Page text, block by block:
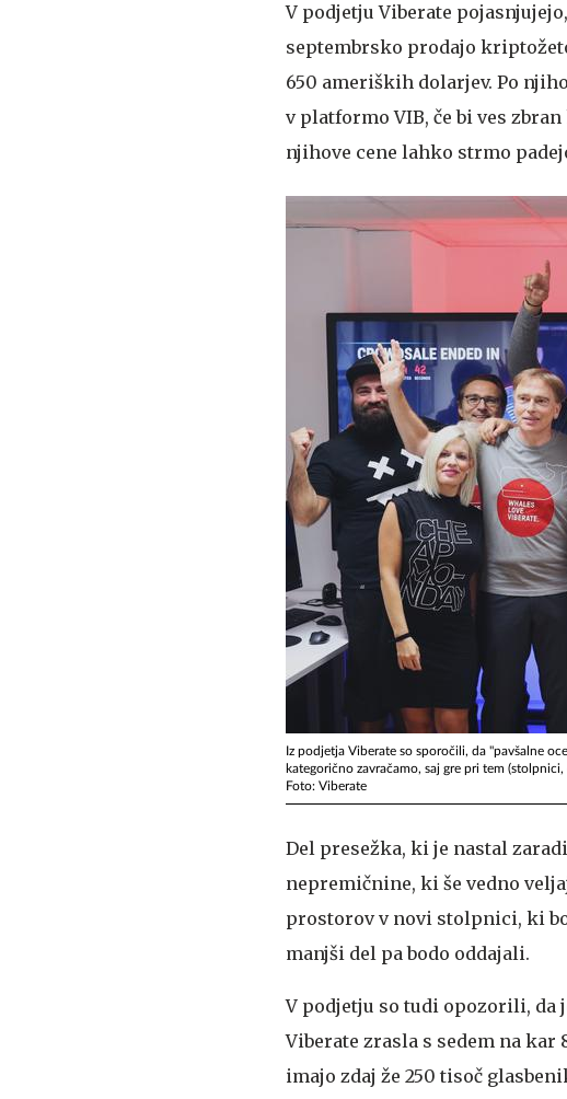
V podjetju Viberate
septembrsko prodajo
650 ameriških dolarjev. Po
v platformo VIB, če bi ves
njihove cene lahko strmo
Iz podjetja Viberate so sporočili, da "pavšalne
kategorično zavračamo, saj gre pri tem
Foto: Viberate
Del presežka, ki je nastal
nepremičnine, ki še vedno
prostorov v novi stolpnici, ki
manjši del pa bodo oddajali.
V podjetju so tudi opozorili, da
Viberate zrasla s sedem na kar
imajo zdaj že 250 tisoč